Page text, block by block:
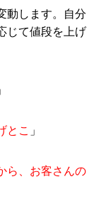
動します。自分
じて値段を上げ
」
とこ 」
ら、お客さんの